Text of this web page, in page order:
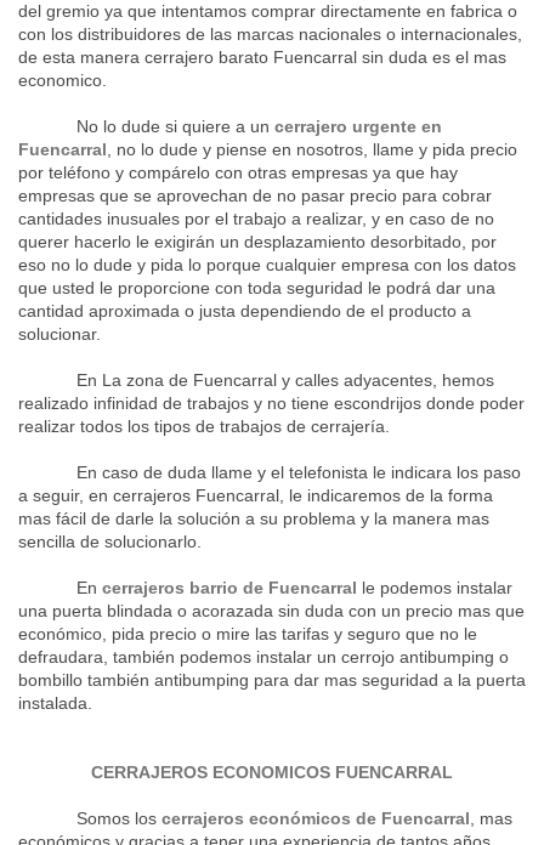
del gremio ya que intentamos comprar directamente en fabrica o
con los distribuidores de las marcas nacionales o internacionales,
de esta manera cerrajero barato Fuencarral sin duda es el mas
economico.
No lo dude si quiere a un cerrajero urgente en
Fuencarral, no lo dude y piense en nosotros, llame y pida precio
por teléfono y compárelo con otras empresas ya que hay
empresas que se aprovechan de no pasar precio para cobrar
cantidades inusuales por el trabajo a realizar, y en caso de no
querer hacerlo le exigirán un desplazamiento desorbitado, por
eso no lo dude y pida lo porque cualquier empresa con los datos
que usted le proporcione con toda seguridad le podrá dar una
cantidad aproximada o justa dependiendo de el producto a
solucionar.
En La zona de Fuencarral y calles adyacentes, hemos
realizado infinidad de trabajos y no tiene escondrijos donde poder
realizar todos los tipos de trabajos de cerrajería.
En caso de duda llame y el telefonista le indicara los paso
a seguir, en cerrajeros Fuencarral, le indicaremos de la forma
mas fácil de darle la solución a su problema y la manera mas
sencilla de solucionarlo.
En cerrajeros barrio de Fuencarral le podemos instalar
una puerta blindada o acorazada sin duda con un precio mas que
económico, pida precio o mire las tarifas y seguro que no le
defraudara, también podemos instalar un cerrojo antibumping o
bombillo también antibumping para dar mas seguridad a la puerta
instalada.
CERRAJEROS ECONOMICOS FUENCARRAL
Somos los cerrajeros económicos de Fuencarral, mas